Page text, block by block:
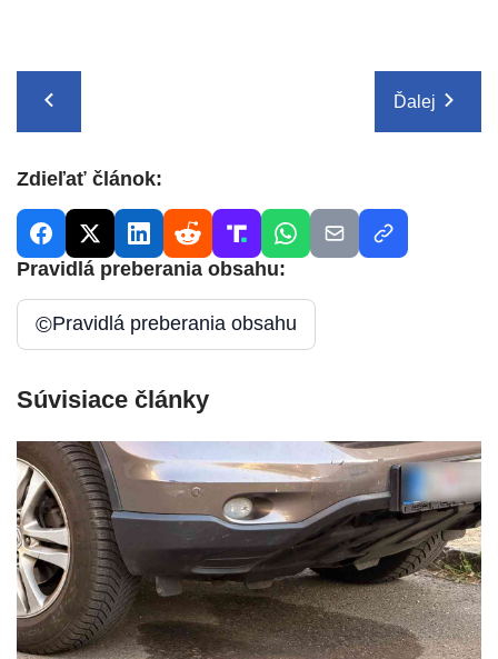
Ďalej
Zdieľať článok:
Pravidlá preberania obsahu:
©Pravidlá preberania obsahu
Súvisiace články